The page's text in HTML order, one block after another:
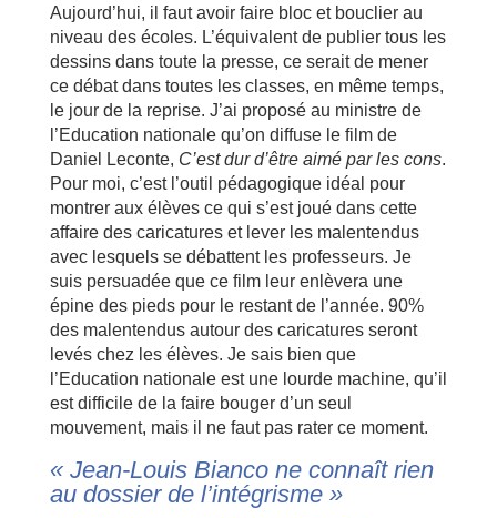
Aujourd’hui, il faut avoir faire bloc et bouclier au
niveau des écoles. L’équivalent de publier tous les
dessins dans toute la presse, ce serait de mener
ce débat dans toutes les classes, en même temps,
le jour de la reprise. J’ai proposé au ministre de
l’Education nationale qu’on diffuse le film de
Daniel Leconte, C’est dur d’être aimé par les cons.
Pour moi, c’est l’outil pédagogique idéal pour
montrer aux élèves ce qui s’est joué dans cette
affaire des caricatures et lever les malentendus
avec lesquels se débattent les professeurs. Je
suis persuadée que ce film leur enlèvera une
épine des pieds pour le restant de l’année. 90%
des malentendus autour des caricatures seront
levés chez les élèves. Je sais bien que
l’Education nationale est une lourde machine, qu’il
est difficile de la faire bouger d’un seul
mouvement, mais il ne faut pas rater ce moment.
« Jean-Louis Bianco ne connaît rien
au dossier de l’intégrisme »